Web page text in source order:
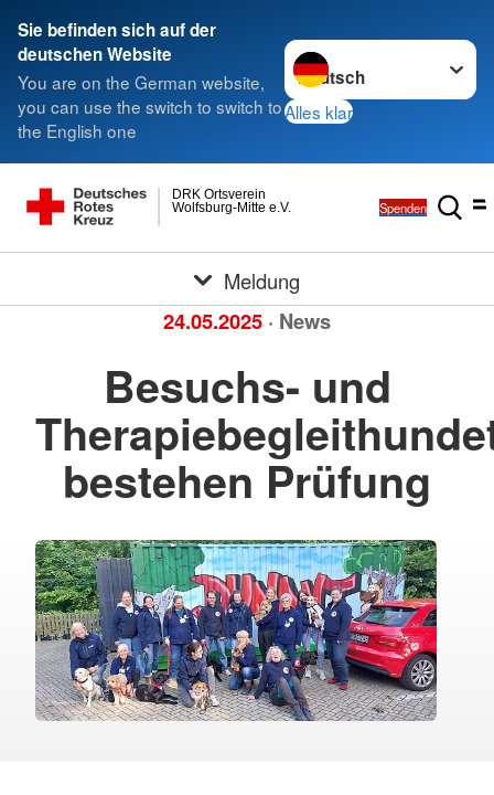
Sie befinden sich auf der
deutschen Website
You are on the German website,
you can use the switch to switch to
the English one
Sprache wechseln zu
Alles klar
Wolfsburg-Mitte e.V.
DRK Ortsverein
Spenden
Meldung
24.05.2025 · News
Besuchs- und
bestehen Prüfung